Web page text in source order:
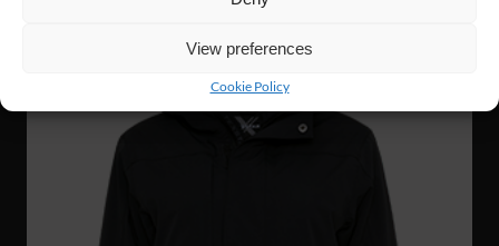
View preferences
Cookie Policy